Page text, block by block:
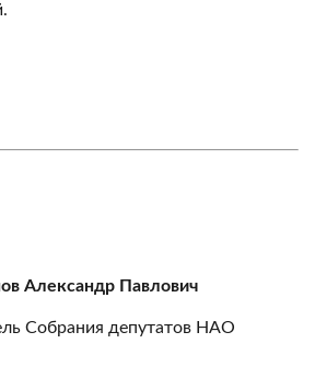
Александр Павлович
Собрания депутатов НАО